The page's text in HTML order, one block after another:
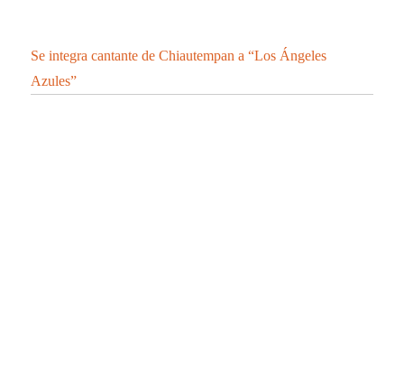
Se integra cantante de Chiautempan a “Los Ángeles
Azules”